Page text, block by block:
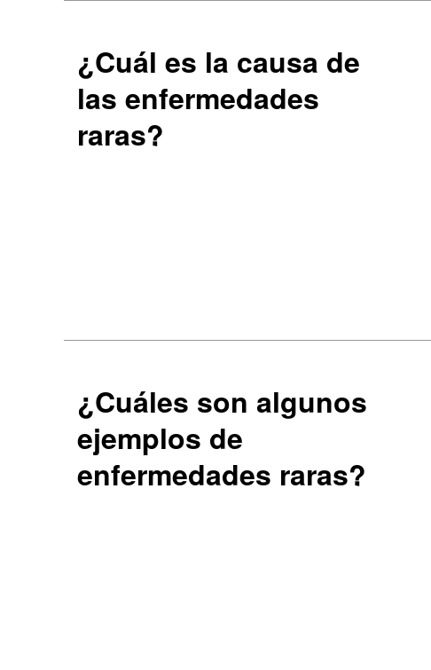
¿Cuál es la causa de
las enfermedades
raras?
¿Cuáles son algunos
ejemplos de
enfermedades raras?